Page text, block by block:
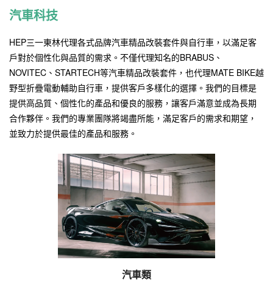
汽車科技
HEP三一東林代理各式品牌汽車精品改裝套件與自行車，以滿足客
戶對於個性化與品質的需求。不僅代理知名的BRABUS、
NOVITEC、STARTECH等汽車精品改裝套件，也代理MATE BIKE越
野型折疊電動輔助自行車，提供客戶多樣化的選擇。我們的目標是
提供高品質、個性化的產品和優良的服務，讓客戶滿意並成為長期
合作夥伴。我們的專業團隊將竭盡所能，滿足客戶的需求和期望，
並致力於提供最佳的產品和服務。
汽車類